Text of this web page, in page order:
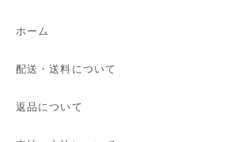
ホーム
配送・送料について
返品について